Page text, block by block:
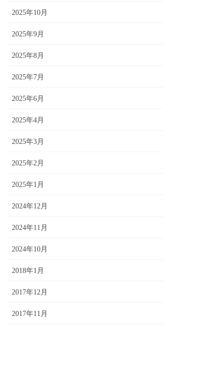
2025年10月
2025年9月
2025年8月
2025年7月
2025年6月
2025年4月
2025年3月
2025年2月
2025年1月
2024年12月
2024年11月
2024年10月
2018年1月
2017年12月
2017年11月